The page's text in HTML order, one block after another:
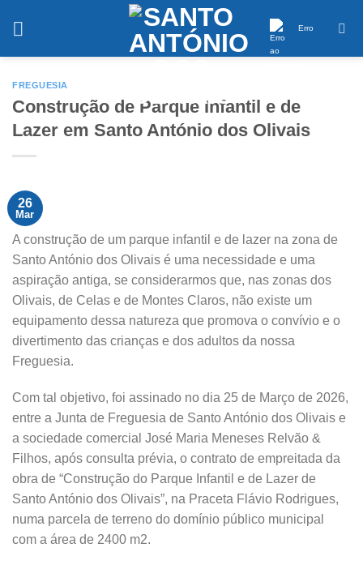
Erro
FREGUESIA
Construção de Parque Infantil e de
Lazer em Santo António dos Olivais
26
Mar
A construção de um parque infantil e de lazer na zona de
Santo António dos Olivais é uma necessidade e uma
aspiração antiga, se considerarmos que, nas zonas dos
Olivais, de Celas e de Montes Claros, não existe um
equipamento dessa natureza que promova o convívio e o
divertimento das crianças e dos adultos da nossa
Freguesia.
Com tal objetivo, foi assinado no dia 25 de Março de 2026,
entre a Junta de Freguesia de Santo António dos Olivais e
a sociedade comercial José Maria Meneses Relvão &
Filhos, após consulta prévia, o contrato de empreitada da
obra de “Construção do Parque Infantil e de Lazer de
Santo António dos Olivais”, na Praceta Flávio Rodrigues,
numa parcela de terreno do domínio público municipal
com a área de 2400 m2.